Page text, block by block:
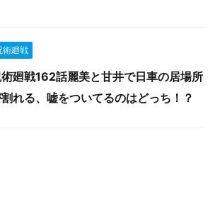
術廻戦
廻戦162話麗美と甘井で日車の居場所
れる、嘘をついてるのはどっち！？